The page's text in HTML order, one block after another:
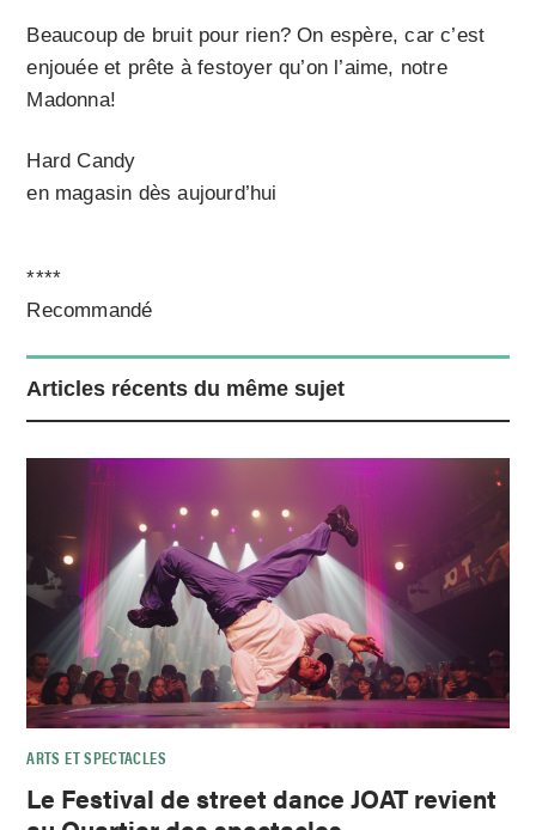
Beaucoup de bruit pour rien? On espère, car c’est
enjouée et prête à festoyer qu’on l’aime, notre
Madonna!
Hard Candy
en magasin dès aujourd’hui
****
Recommandé
Articles récents du même sujet
ARTS ET SPECTACLES
Le Festival de street dance JOAT revient